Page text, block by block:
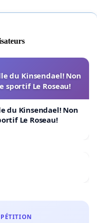
du Kinsendael! Non
sportif Le Roseau!
du Kinsendael! Non
Le Roseau!
PÉTITION